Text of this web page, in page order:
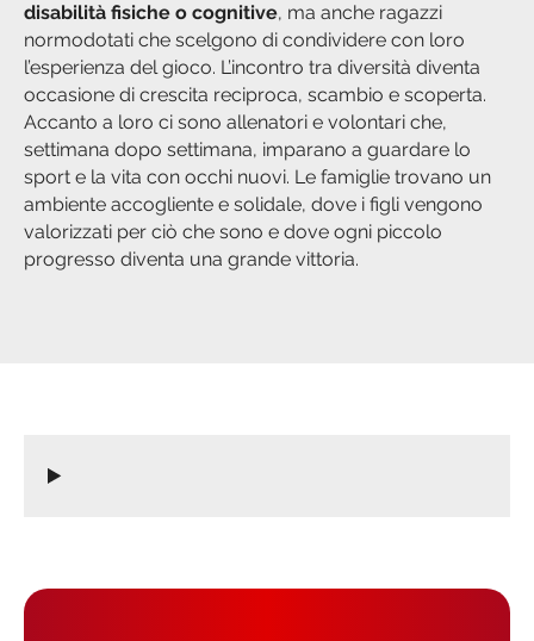
disabilità fisiche o cognitive, ma anche ragazzi
normodotati che scelgono di condividere con loro
l’esperienza del gioco. L’incontro tra diversità diventa
occasione di crescita reciproca, scambio e scoperta.
Accanto a loro ci sono allenatori e volontari che,
settimana dopo settimana, imparano a guardare lo
sport e la vita con occhi nuovi. Le famiglie trovano un
ambiente accogliente e solidale, dove i figli vengono
valorizzati per ciò che sono e dove ogni piccolo
progresso diventa una grande vittoria.